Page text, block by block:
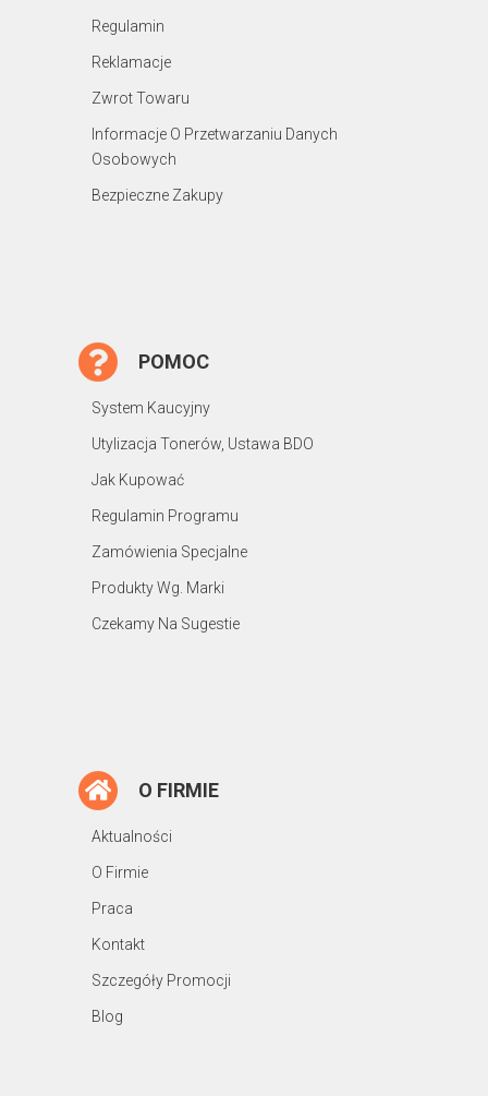
Regulamin
Reklamacje
Zwrot Towaru
Informacje O Przetwarzaniu Danych
Osobowych
Bezpieczne Zakupy
POMOC
System Kaucyjny
Utylizacja Tonerów, Ustawa BDO
Jak Kupować
Regulamin Programu
Zamówienia Specjalne
Produkty Wg. Marki
Czekamy Na Sugestie
O FIRMIE
Aktualności
O Firmie
Praca
Kontakt
Szczegóły Promocji
Blog